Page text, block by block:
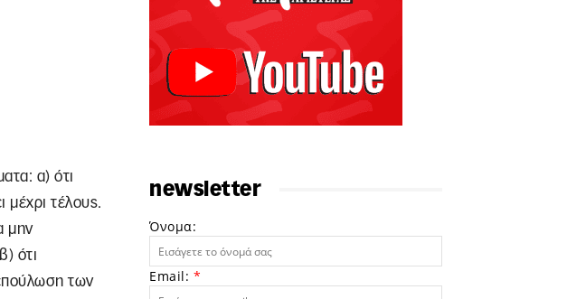
α) ότι
μέχρι τέλους.
μην
ότι
των
newsletter
Όνομα:
Email: *